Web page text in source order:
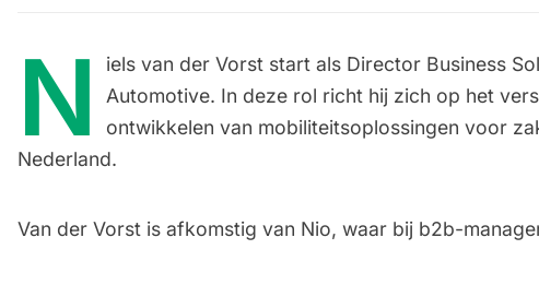
N
iels van der Vorst start als Director Business
Automotive. In deze rol richt hij zich op het
ontwikkelen van mobiliteitsoplossingen voor
Nederland.
Van der Vorst is afkomstig van Nio, waar bij b2b-